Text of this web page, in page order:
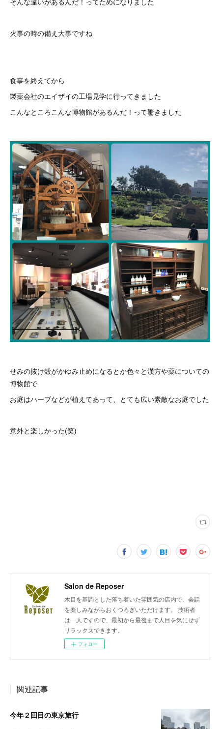
火事の時の備え大事ですね
食事を終えてから
製薬会社のエイザイの工場見学に行ってきました
こんなところこんな博物館があるんだ！って驚きました
せみの抜け殻がかゆみ止めになるとか色々と漢方や薬についての
博物館で
お庭はハーブなどが植えてあって、とても広い素敵なお庭でした
意外と楽しかった(笑)
Salon de Reposer
木目を基調とした落ち着いた雰囲気の店内で、会話
を楽しみながらおくつろぎいただけます。 技術者
は一人ですので、最初から最後まで人目を気にせず
リラックスできます。
フォロー
関連記事
今年２回目の東京旅行